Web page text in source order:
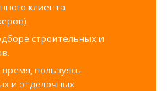
клиента
строительных и
пользуясь
и отделочных